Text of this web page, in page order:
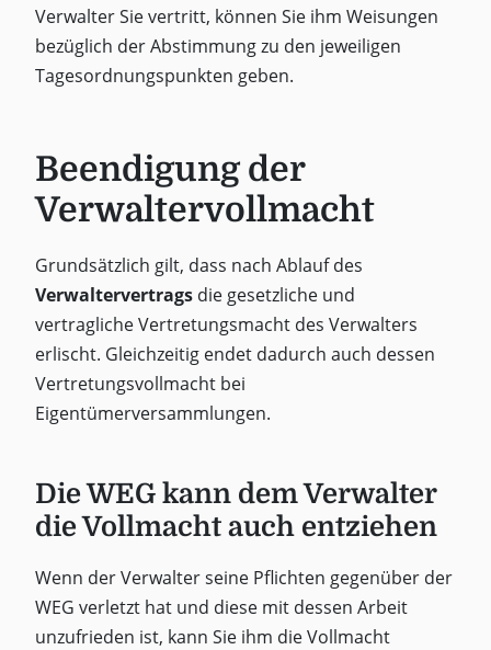
Verwalter Sie vertritt, können Sie ihm Weisungen
bezüglich der Abstimmung zu den jeweiligen
Tagesordnungspunkten geben.
Beendigung der
Verwaltervollmacht
Grundsätzlich gilt, dass nach Ablauf des
Verwaltervertragsdie gesetzliche und
vertragliche Vertretungsmacht des Verwalters
erlischt. Gleichzeitig endet dadurch auch dessen
Vertretungsvollmacht bei
Eigentümerversammlungen.
Die WEG kann dem Verwalter
die Vollmacht auch entziehen
Wenn der Verwalter seine Pflichten gegenüber der
WEG verletzt hat und diese mit dessen Arbeit
unzufrieden ist, kann Sie ihm die Vollmacht